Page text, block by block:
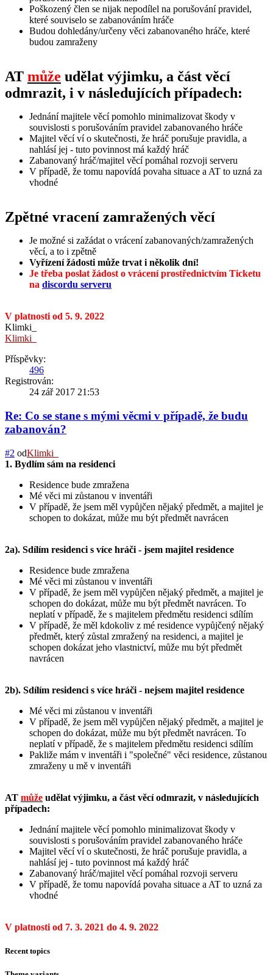
Poškozený člen se nijak nepodílel na porušování pravidel,
které souviselo se zabanováním hráče
Budou dohledány/určeny věci zabanovaného hráče, které
budou zamraženy
AT může udělat výjimku, a část věcí
odmrazit, i v následujících případech:
Jednání majitele věcí pomohlo minimalizovat škody v
souvislosti s porušováním pravidel zabanovaného hráče
Majitel věcí ví o skutečnosti, že hráč porušuje pravidla, a
nahlásí jej - tuto povinnost má každý hráč
Zabanovaný hráč/majitel věcí pomáhal rozvoji serveru
V případě, že tomu napovídá povaha situace a AT to uzná za
vhodné
Zpětné vracení zamražených věcí
Je možné si zažádat o vrácení zabanovaných/zamražených
věcí, a to i zpětně
Vyřízení žádosti může trvat i několik dní!
Je třeba poslat žádost o vrácení prostřednictvím Ticketu
na discordu serveru
V platnosti od 5. 9. 2022
Klimki_
Klimki_
Příspěvky:
496
Registrován:
24 zář 2017 21:53
Re: Co se stane s mými věcmi v případě, že budu
zabanován?
#2 odKlimki_
1. Bydlím sám na residenci
Residence bude zmražena
Mé věci mi zůstanou v inventáři
V případě, že jsem měl vypůjčen nějaký předmět, a majitel je
schopen to dokázat, může mu být předmět navrácen
2a). Sdílím residenci s více hráči - jsem majitel residence
Residence bude zmražena
Mé věci mi zůstanou v inventáři
V případě, že jsem měl vypůjčen nějaký předmět, a majitel je
schopen do dokázat, může mu být předmět navrácen. To
neplatí v případě, že s majitelem předmětu residenci sdílím
V případě, že měl kdokoliv z mé residence vypůjčený nějaký
předmět, který zůstal zmražený na residenci, a majitel je
schopen dokázat jeho vlastnictví, může mu být předmět
navrácen
2b). Sdílím residenci s více hráči - nejsem majitel residence
Mé věci mi zůstanou v inventáři
V případě, že jsem měl vypůjčen nějaký předmět, a majitel je
schopen do dokázat, může mu být předmět navrácen. To
neplatí v případě, že s majitelem předmětu residenci sdílím
Pakliže mám v inventáři i "společné" věci residence, zůstanou
zmraženy u mě v inventáři
AT může udělat výjimku, a část věcí odmrazit, v následujících
případech:
Jednání majitele věcí pomohlo minimalizovat škody v
souvislosti s porušováním pravidel zabanovaného hráče
Majitel věcí ví o skutečnosti, že hráč porušuje pravidla, a
nahlásí jej - tuto povinnost má každý hráč
Zabanovaný hráč/majitel věcí pomáhal rozvoji serveru
V případě, že tomu napovídá povaha situace a AT to uzná za
vhodné
V platnosti od 7. 3. 2021 do 4. 9. 2022
Recent topics